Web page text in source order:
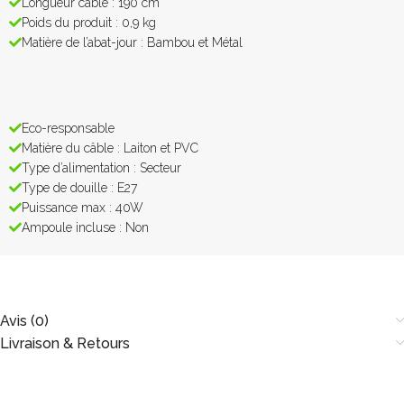
Poids du produit : 0,9 kg
Matière de l’abat-jour : Bambou et Métal
Eco-responsable
Matière du câble : Laiton et PVC
Type d’alimentation : Secteur
Type de douille : E27
Puissance max : 40W
Ampoule incluse : Non
Avis (0)
Livraison & Retours